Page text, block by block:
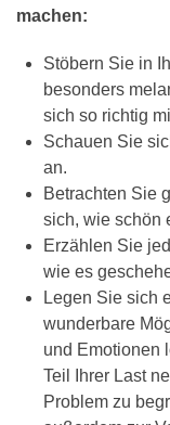
machen:
Stöbern Sie in
besonders
sich so richtig
Schauen Sie
an.
Betrachten Sie
sich, wie schön
Erzählen Sie
wie es
Legen Sie sich
wunderbare
und Emotionen
Teil Ihrer Last
Problem zu